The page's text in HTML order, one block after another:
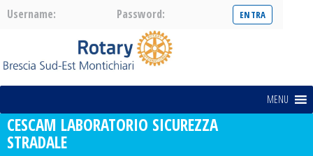
Username: Password:
MENU
CESCAM LABORATORIO SICUREZZA
STRADALE